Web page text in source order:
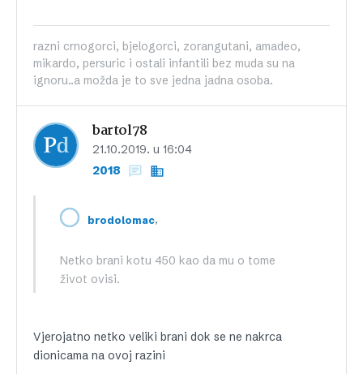
razni crnogorci, bjelogorci, zorangutani, amadeo,
mikardo, persuric i ostali infantili bez muda su na
ignoru..a možda je to sve jedna jadna osoba.
bartol78
21.10.2019. u 16:04
2018
brodolomac,
Netko brani kotu 450 kao da mu o tome
život ovisi.
Vjerojatno netko veliki brani dok se ne nakrca
dionicama na ovoj razini